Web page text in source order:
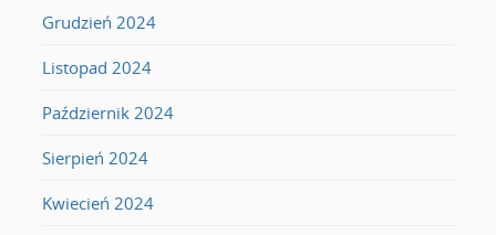
Grudzień 2024
Listopad 2024
Październik 2024
Sierpień 2024
Kwiecień 2024